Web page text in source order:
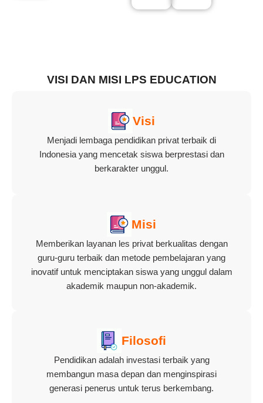
VISI DAN MISI LPS EDUCATION
Visi
Menjadi lembaga pendidikan privat terbaik di
Indonesia yang mencetak siswa berprestasi dan
berkarakter unggul.
Misi
Memberikan layanan les privat berkualitas dengan
guru-guru terbaik dan metode pembelajaran yang
inovatif untuk menciptakan siswa yang unggul dalam
akademik maupun non-akademik.
Filosofi
Pendidikan adalah investasi terbaik yang
membangun masa depan dan menginspirasi
generasi penerus untuk terus berkembang.